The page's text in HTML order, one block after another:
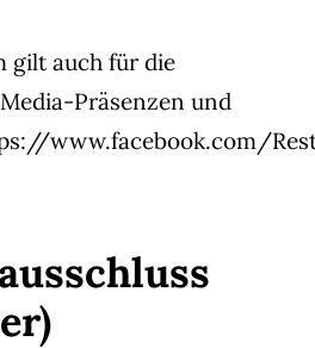
gilt auch für die
Präsenzen und
www.facebook.com/